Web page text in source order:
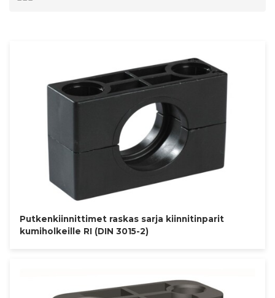
Putkenkiinnittimet raskas sarja kiinnitinparit
kumiholkeille RI (DIN 3015-2)